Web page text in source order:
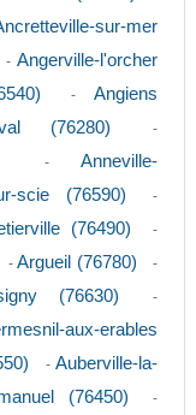
sur-mer
-Angerville-l'orcher
-Angiens
(76280) -
-Anneville-
scie (76590) -
(76490) -
-Argueil (76780) -
(76630) -
aux-erables
-Auberville-la-
(76450) -